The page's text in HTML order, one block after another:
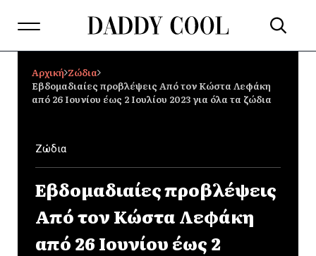
Αρχική Ζώδια
Εβδομαδιαίες προβλέψεις Από τον Κώστα Λεφάκη
από 26 Ιουνίου έως 2 Ιουλίου 2023 για όλα τα ζώδια
Ζώδια
Εβδομαδιαίες προβλέψεις
Από τον Κώστα Λεφάκη
από 26 Ιουνίου έως 2